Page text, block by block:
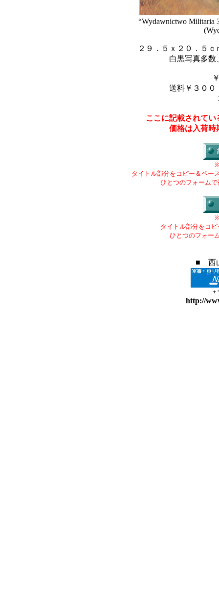
“Wydawnictwo Militaria
２９．５ｘ２０．５
白黒写真多数
送料￥３００
ここに記載されて
価格は入荷時
タイトル部分をコピー＆ペー
ひとつのフォーム
タイトル部分をコ
ひとつのフォー
■ 西
+
http://